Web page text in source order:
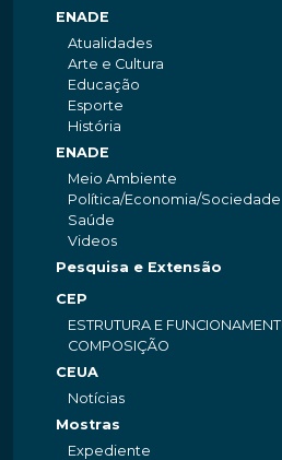
ENADE
Atualidades
Arte e Cultura
Educação
Esporte
História
ENADE
Meio Ambiente
Política/Economia/Sociedade
Saúde
Videos
Pesquisa e Extensão
CEP
ESTRUTURA E
COMPOSIÇÃO
CEUA
Notícias
Mostras
Expediente